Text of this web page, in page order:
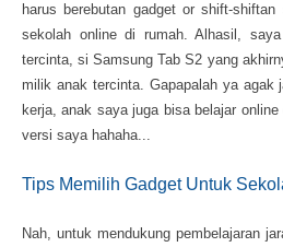
harus berebutan gadget or shift-
sekolah online di rumah. Alhasil,
tercinta, si Samsung Tab S2 yang
milik anak tercinta. Gapapalah ya agak
kerja, anak saya juga bisa belajar
versi saya hahaha...
Tips Memilih Gadget Untuk
Nah, untuk mendukung pembelajaran